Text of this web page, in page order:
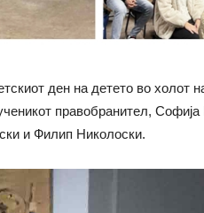
ден на детето во холот
правобранител, Софија
и Филип Николоски.